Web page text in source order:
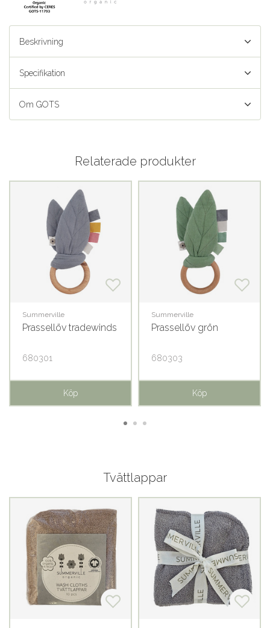
Beskrivning
Specifikation
Om GOTS
Relaterade produkter
Summerville
Prassellöv tradewinds
680301
Köp
Summerville
Prassellöv grön
680303
Köp
Tvättlappar